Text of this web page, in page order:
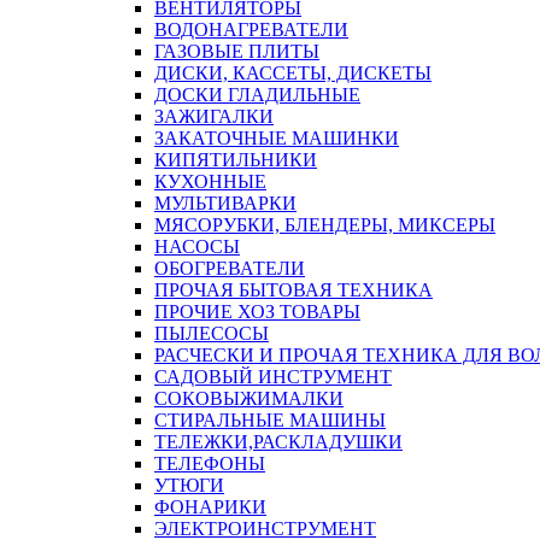
ВЕНТИЛЯТОРЫ
ВОДОНАГРЕВАТЕЛИ
ГАЗОВЫЕ ПЛИТЫ
ДИСКИ, КАССЕТЫ, ДИСКЕТЫ
ДОСКИ ГЛАДИЛЬНЫЕ
ЗАЖИГАЛКИ
ЗАКАТОЧНЫЕ МАШИНКИ
КИПЯТИЛЬНИКИ
КУХОННЫЕ
МУЛЬТИВАРКИ
МЯСОРУБКИ, БЛЕНДЕРЫ, МИКСЕРЫ
НАСОСЫ
ОБОГРЕВАТЕЛИ
ПРОЧАЯ БЫТОВАЯ ТЕХНИКА
ПРОЧИЕ ХОЗ ТОВАРЫ
ПЫЛЕСОСЫ
РАСЧЕСКИ И ПРОЧАЯ ТЕХНИКА ДЛЯ
САДОВЫЙ ИНСТРУМЕНТ
СОКОВЫЖИМАЛКИ
СТИРАЛЬНЫЕ МАШИНЫ
ТЕЛЕЖКИ,РАСКЛАДУШКИ
ТЕЛЕФОНЫ
УТЮГИ
ФОНАРИКИ
ЭЛЕКТРОИНСТРУМЕНТ